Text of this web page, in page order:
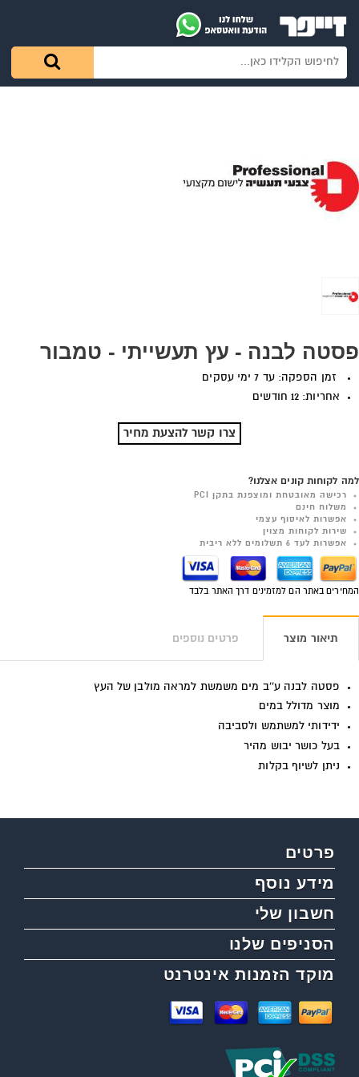
פסטה לבנה - עץ תעשייתי - טמבור
זמן הספקה: עד 7 ימי עסקים
אחריות: 12 חודשים
צרו קשר להצעת מחיר
למה לקוחות קונים אצלנו?
רכישה מאובטחת ומוצפנת בתקן PCI
משלוח חינם
אפשרות לאיסוף עצמי
שירות לקוחות מצוין
אפשרות לעד 6 תשלומים ללא ריבית
המחירים באתר הם למזמינים דרך האתר בלבד
תיאור מוצר פרטים נוספים
פסטה לבנה ע''ב מים משמשת למראה מולבן של העץ
מוצר מדולל במים
ידידותי למשתמש ולסביבה
בעל כושר יבוש מהיר
ניתן לשיוף בקלות
פרטים
מידע נוסף
חשבון שלי
הסניפים שלנו
מוקד הזמנות אינטרנט